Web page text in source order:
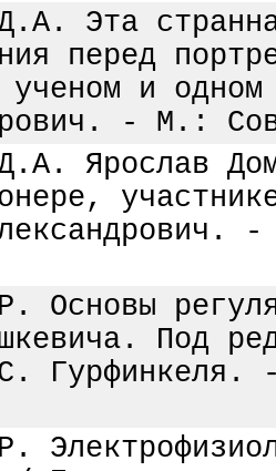
Эта
перед
ученом и
- М.:
Ярослав
Основы
Под